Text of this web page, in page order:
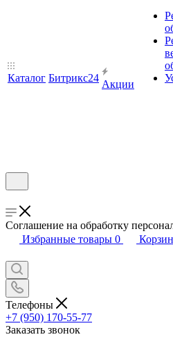
Каталог Битрикс24
Акции
Соглашение на обработку
Избранные товары 0
Телефоны
+7 (950) 170-55-77
Заказать звонок